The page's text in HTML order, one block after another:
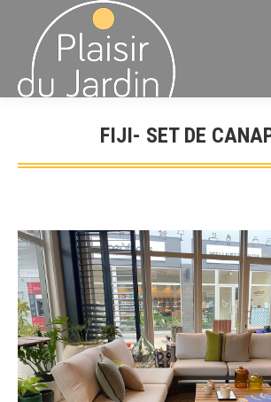
FIJI- SET DE
Vous êtes